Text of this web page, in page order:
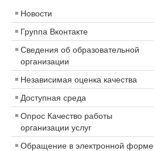
Новости
Группа Вконтакте
Сведения об образовательной
организации
Независимая оценка качества
Доступная среда
Опрос Качество работы
организации услуг
Обращение в электронной форме